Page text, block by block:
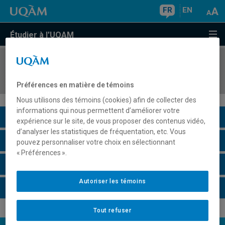
FR EN
Étudier à l'UQAM
COURS//
Description du cours
Horaire - Été 2026
Préférences en matière de témoins
Nous utilisons des témoins (cookies) afin de collecter des
informations qui nous permettent d’améliorer votre
expérience sur le site, de vous proposer des contenus vidéo,
d’analyser les statistiques de fréquentation, etc. Vous
pouvez personnaliser votre choix en sélectionnant
« Préférences ».
Tout refuser
Autoriser les témoins